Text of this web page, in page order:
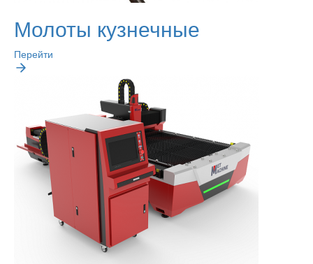
Молоты кузнечные
Перейти